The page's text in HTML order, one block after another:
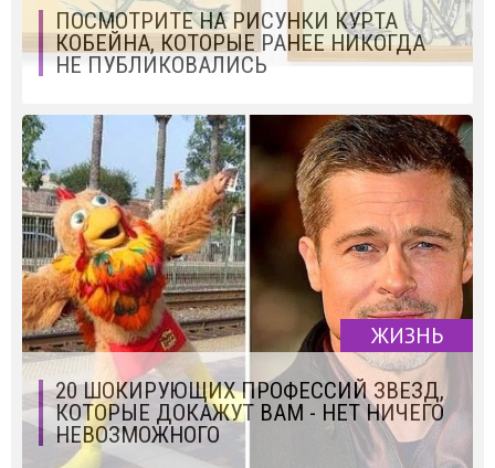
ПОСМОТРИТЕ НА РИСУНКИ КУРТА
КОБЕЙНА, КОТОРЫЕ РАНЕЕ НИКОГДА
НЕ ПУБЛИКОВАЛИСЬ
ЖИЗНЬ
20 ШОКИРУЮЩИХ ПРОФЕССИЙ ЗВЕЗД,
КОТОРЫЕ ДОКАЖУТ ВАМ - НЕТ НИЧЕГО
НЕВОЗМОЖНОГО